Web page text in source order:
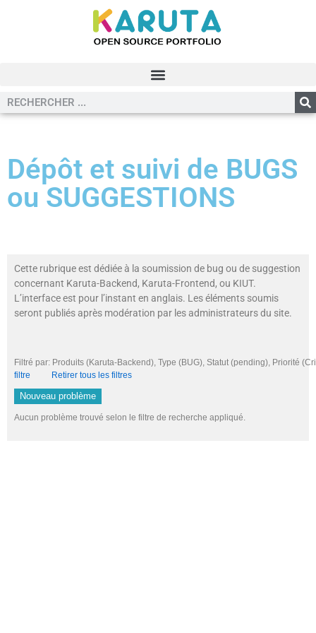
Dépôt et suivi de BUGS
ou SUGGESTIONS
Cette rubrique est dédiée à la soumission de bug ou de suggestion
concernant Karuta-Backend, Karuta-Frontend, ou KIUT.
L’interface est pour l’instant en anglais. Les éléments soumis
seront publiés après modération par les administrateurs du site.
Filtré par: Produits (Karuta-Backend), Type (BUG), Statut (pending),
filtre
Retirer tous les filtres
Nouveau problème
Aucun problème trouvé selon le filtre de recherche appliqué.